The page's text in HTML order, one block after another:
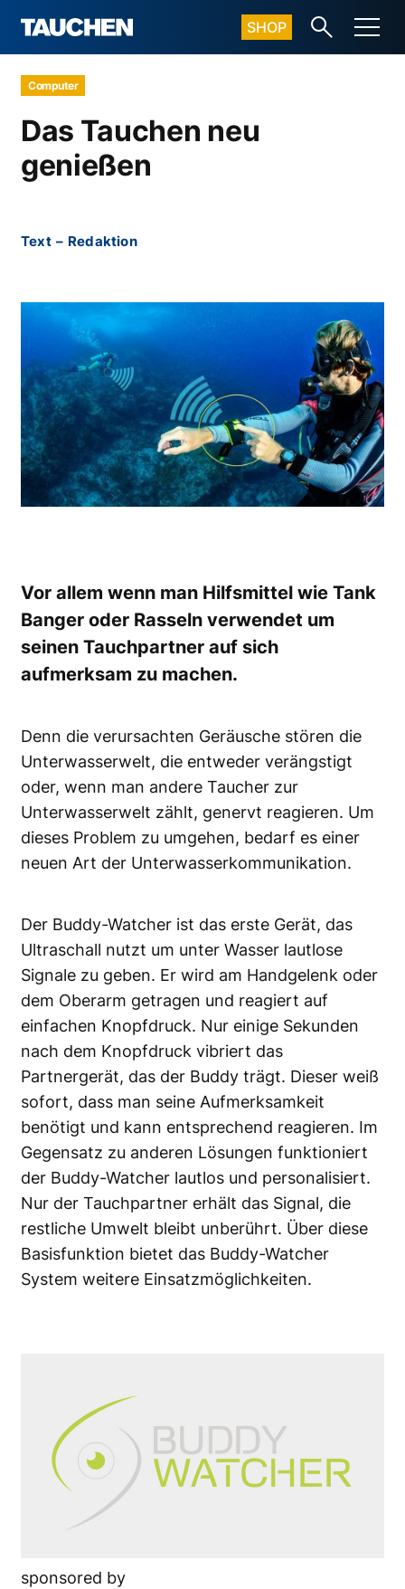
SHOP
Computer
Das Tauchen neu
genießen
Text – Redaktion
Vor allem wenn man Hilfsmittel wie Tank
Banger oder Rasseln verwendet um
seinen Tauchpartner auf sich
aufmerksam zu machen.
Denn die verursachten Geräusche stören die
Unterwasserwelt, die entweder verängstigt
oder, wenn man andere Taucher zur
Unterwasserwelt zählt, genervt reagieren. Um
dieses Problem zu umgehen, bedarf es einer
neuen Art der Unterwasserkommunikation.
Der Buddy-Watcher ist das erste Gerät, das
Ultraschall nutzt um unter Wasser lautlose
Signale zu geben. Er wird am Handgelenk oder
dem Oberarm getragen und reagiert auf
einfachen Knopfdruck. Nur einige Sekunden
nach dem Knopfdruck vibriert das
Partnergerät, das der Buddy trägt. Dieser weiß
sofort, dass man seine Aufmerksamkeit
benötigt und kann entsprechend reagieren. Im
Gegensatz zu anderen Lösungen funktioniert
der Buddy-Watcher lautlos und personalisiert.
Nur der Tauchpartner erhält das Signal, die
restliche Umwelt bleibt unberührt. Über diese
Basisfunktion bietet das Buddy-Watcher
System weitere Einsatzmöglichkeiten.
sponsored by